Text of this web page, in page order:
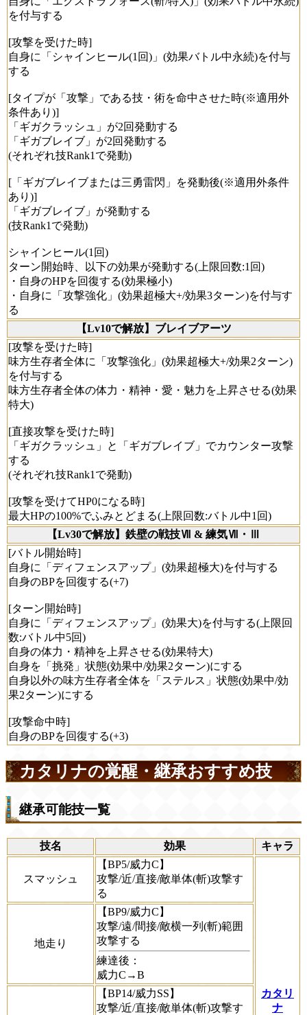
を付与する
[攻撃を受けた時]
自身に「シャインヒール(1回)」(効果バトル中永続)を付与
する
[タイプが「攻撃」である技・術を命中させた時(※適用外
条件あり)]
「ギガクラッシュ」が2回発動する
「ギガブレイブ」が2回発動する
(それぞれ技Rank1で発動)
[「ギガブレイブまたは三勇雷閃」を発動後(※適用外条件
あり)]
「ギガブレイブ」が発動する
(技Rank1で発動)
シャインヒール(1回)
ターン開始時、以下の効果が発動する(上限回数:1回)
・自身のHPを回復する(効果極小)
・自身に「攻撃強化」(効果超極大+/効果3ターン)を付与す
る
【Lv10で解放】ブレイブアーツ
[攻撃を受けた時]
味方生存者全体に「攻撃強化」(効果超極大+/効果2ターン)
を付与する
味方生存者全体の体力・精神・愛・魅力を上昇させる(効果
特大)
[直接攻撃を受けた時]
「ギガクラッシュ」と「ギガブレイブ」でカウンター攻撃
する
(それぞれ技Rank1で発動)
[攻撃を受けてHP0になる時]
最大HPの100%でふみとどまる(上限回数:バトル中1回)
【Lv30で解放】鉄壁の戦技Ⅶ & 練気Ⅶ・Ⅲ
[バトル開始時]
自身に「ディフェンスアップ」(効果超極大)を付与する
自身のBPを回復する(+7)
[ターン開始時]
自身に「ディフェンスアップ」(効果大)を付与する(上限回
数:バトル中5回)
自身の体力・精神を上昇させる(効果特大)
自身を「挑発」状態(効果中/効果2ターン)にする
自身以外の味方生存者全体を「ステルス」状態(効果中/効
果2ターン)にする
[攻撃命中時]
自身のBPを回復する(+3)
カタリナの覚醒・継承おすすめ技
継承可能技一覧
技名 効果 キャラ
スマッシュ
【BP5/威力C】
攻撃/近/直接/敵単体(斬)攻撃す
る
カタリ
ナ
地走り
【BP9/威力C】
攻撃/遠/間接/敵横一列(斬)範囲
攻撃する
練達後：
威力C→B
【BP14/威力SS】
攻撃/近/直接/敵単体(斬)攻撃す